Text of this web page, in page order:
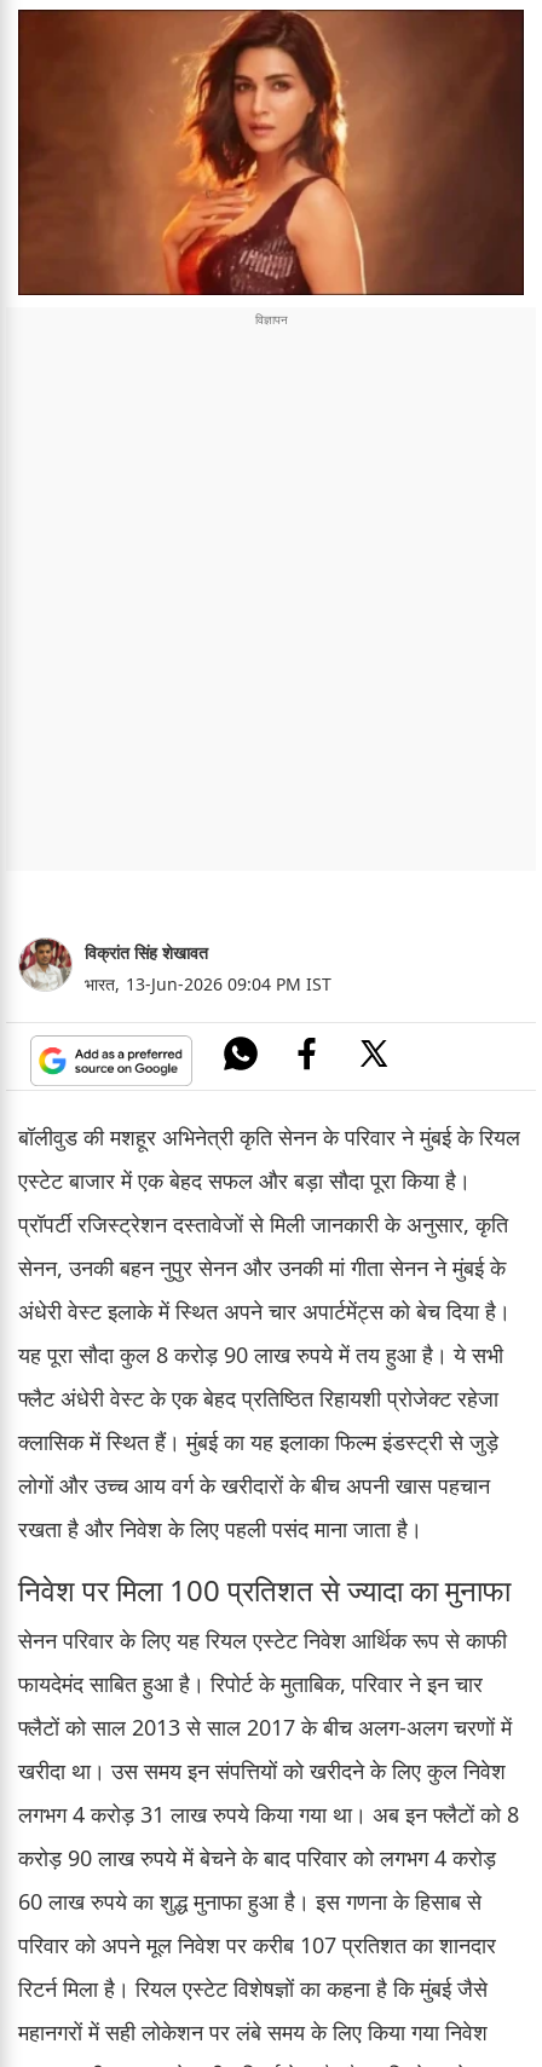
विक्रांत सिंह शेखावत
भारत, 13-Jun-2026 09:04 PM IST
बॉलीवुड की मशहूर अभिनेत्री कृति सेनन के परिवार ने मुंबई के रियल
एस्टेट बाजार में एक बेहद सफल और बड़ा सौदा पूरा किया है।
प्रॉपर्टी रजिस्ट्रेशन दस्तावेजों से मिली जानकारी के अनुसार, कृति
सेनन, उनकी बहन नुपुर सेनन और उनकी मां गीता सेनन ने मुंबई के
अंधेरी वेस्ट इलाके में स्थित अपने चार अपार्टमेंट्स को बेच दिया है।
यह पूरा सौदा कुल 8 करोड़ 90 लाख रुपये में तय हुआ है। ये सभी
फ्लैट अंधेरी वेस्ट के एक बेहद प्रतिष्ठित रिहायशी प्रोजेक्ट रहेजा
क्लासिक में स्थित हैं। मुंबई का यह इलाका फिल्म इंडस्ट्री से जुड़े
लोगों और उच्च आय वर्ग के खरीदारों के बीच अपनी खास पहचान
रखता है और निवेश के लिए पहली पसंद माना जाता है।
निवेश पर मिला 100 प्रतिशत से ज्यादा का मुनाफा
सेनन परिवार के लिए यह रियल एस्टेट निवेश आर्थिक रूप से काफी
फायदेमंद साबित हुआ है। रिपोर्ट के मुताबिक, परिवार ने इन चार
फ्लैटों को साल 2013 से साल 2017 के बीच अलग-अलग चरणों में
खरीदा था। उस समय इन संपत्तियों को खरीदने के लिए कुल निवेश
लगभग 4 करोड़ 31 लाख रुपये किया गया था। अब इन फ्लैटों को 8
करोड़ 90 लाख रुपये में बेचने के बाद परिवार को लगभग 4 करोड़
60 लाख रुपये का शुद्ध मुनाफा हुआ है। इस गणना के हिसाब से
परिवार को अपने मूल निवेश पर करीब 107 प्रतिशत का शानदार
रिटर्न मिला है। रियल एस्टेट विशेषज्ञों का कहना है कि मुंबई जैसे
महानगरों में सही लोकेशन पर लंबे समय के लिए किया गया निवेश